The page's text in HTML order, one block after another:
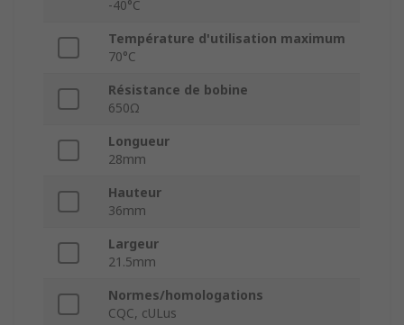
-40°C
Température d'utilisation maximum
70°C
Résistance de bobine
650Ω
Longueur
28mm
Hauteur
36mm
Largeur
21.5mm
Normes/homologations
CQC, cULus